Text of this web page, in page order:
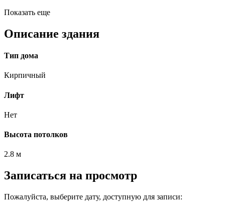
Показать еще
Описание здания
Тип дома
Кирпичный
Лифт
Нет
Высота потолков
2.8 м
Записаться на просмотр
Пожалуйста, выберите дату, доступную для записи: